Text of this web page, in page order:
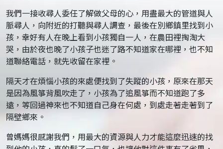
我們一接收尋人委任了解做父母的心，用盡最大的管道與人
脈尋人，向附近的打聽與尋人調查，最後在別鄉鎮里找到小
孩，幸好有人在晚上看到小孩獨自一人，在農田裡掏淘大
哭，由於夜也晚了小孩子也迷了路不知道家在哪裡，也不知
道聯絡電話，就先收留在家裡。
隔天才在煩惱小孩的來處便找到了失蹤的小孩，原來在那天
是因為風箏背風吹走了，小孩為了追風箏而不知道跑了多
遠，等回過神來也不知道自己身在何處，到處走著走著到了
隔壁鄉來。
曾媽媽很感謝我們，用最大的資源與人力才能這麼迅速的找